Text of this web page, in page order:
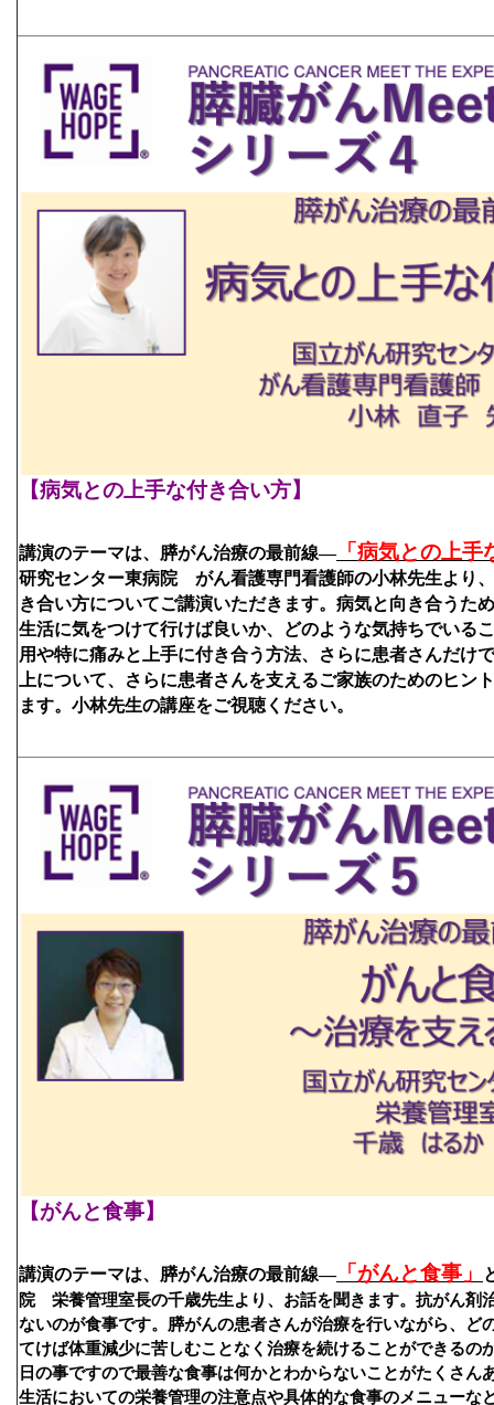
【病気との上手な付き合い方】
講演のテーマは、膵がん治療の最前線―「病気との上手
研究センター東病院　がん看護専門看護師の小林先生より
き合い方についてご講演いただきます。病気と向き合うた
生活に気をつけて行けば良いか、どのような気持ちでいる
用や特に痛みと上手に付き合う方法、さらに患者さんだけ
上について、さらに患者さんを支えるご家族のためのヒン
ます。小林先生の講座をご視聴ください。
【がんと食事】
講演のテーマは、膵がん治療の最前線―「がんと食事」
院　栄養管理室長の千歳先生より、お話を聞きます。抗がん剤
ないのが食事です。膵がんの患者さんが治療を行いながら、ど
てけば体重減少に苦しむことなく治療を続けることができるの
日の事ですので最善な食事は何かとわからないことがたくさん
生活においての栄養管理の注意点や具体的な食事のメニューな